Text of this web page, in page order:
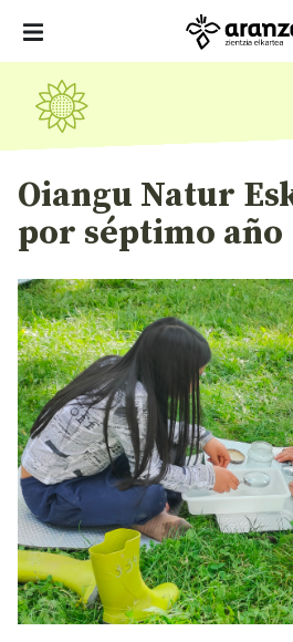
Oiangu Natur
por séptimo año